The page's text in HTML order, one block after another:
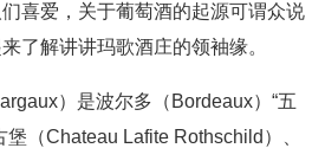
喜爱，关于葡萄酒的起源可谓众说
了解讲讲玛歌酒庄的领袖缘。
）是波尔多（Bordeaux）“五
堡（Chateau Lafite Rothschild）、